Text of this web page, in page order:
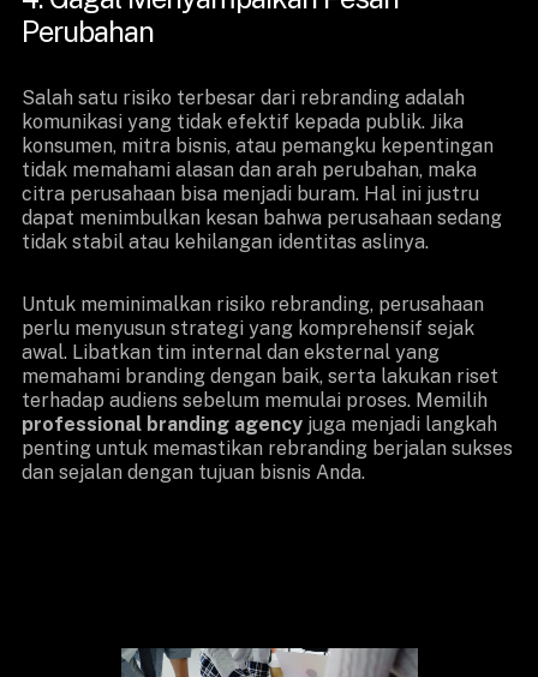
Perubahan
Salah satu risiko terbesar dari rebranding adalah
komunikasi yang tidak efektif kepada publik. Jika
konsumen, mitra bisnis, atau pemangku kepentingan
tidak memahami alasan dan arah perubahan, maka
citra perusahaan bisa menjadi buram. Hal ini justru
dapat menimbulkan kesan bahwa perusahaan sedang
tidak stabil atau kehilangan identitas aslinya.
Untuk meminimalkan risiko rebranding, perusahaan
perlu menyusun strategi yang komprehensif sejak
awal. Libatkan tim internal dan eksternal yang
memahami branding dengan baik, serta lakukan riset
terhadap audiens sebelum memulai proses. Memilih
professional branding agencyjuga menjadi langkah
penting untuk memastikan rebranding berjalan sukses
dan sejalan dengan tujuan bisnis Anda.